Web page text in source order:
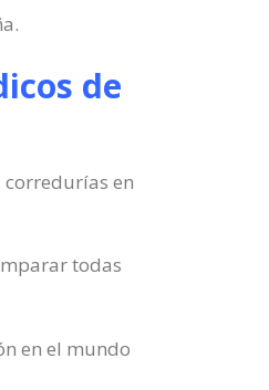
de
en
todas
en el mundo